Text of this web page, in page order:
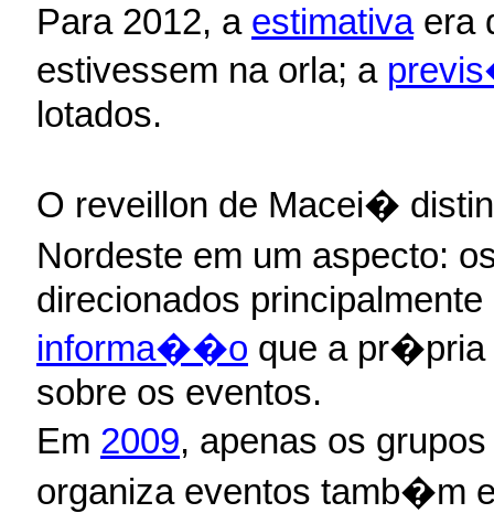
Para 2012, a estimativaera
estivessem na orla; a
lotados.
O reveillon de Macei�
Nordeste em um aspecto:
direcionados
informa��o que a pr�pria
sobre os eventos.
Em 2009, apenas os grupos
organiza eventos tamb�m